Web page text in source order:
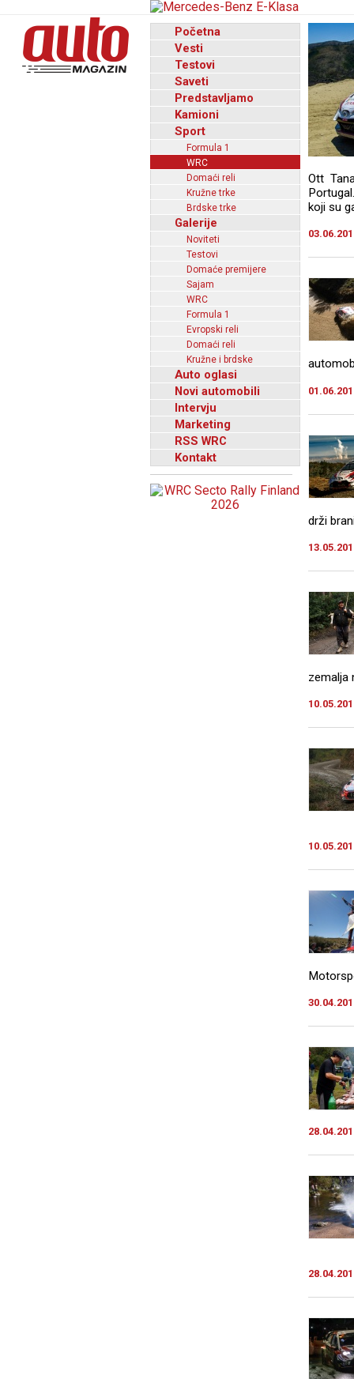
Početna
Vesti
Testovi
Saveti
Predstavljamo
Kamioni
Sport
Formula 1
WRC
Domaći reli
Kružne trke
Brdske trke
Galerije
Noviteti
Testovi
Domaće premijere
Sajam
WRC
Formula 1
Evropski reli
Domaći reli
Kružne i brdske
Auto oglasi
Novi automobili
Intervju
Marketing
RSS WRC
Kontakt
Ott
koji su
drži
zemalja